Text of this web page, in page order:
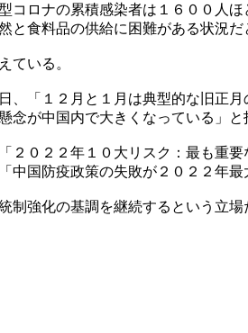
コロナの累積感染者は１６００人
食料品の供給に困難がある状況だ
ている。
、「１２月と１月は典型的な旧正
が中国内で大きくなっている」と
２０２２年１０大リスク：最も重
国防疫政策の失敗が２０２２年
強化の基調を継続するという立